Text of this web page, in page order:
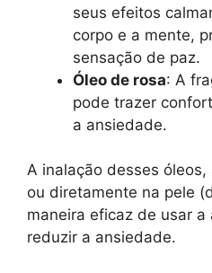
seus efeitos
corpo e a mente,
sensação de paz.
Óleo de rosa: A
pode trazer
a ansiedade.
A inalação desses
ou diretamente na pele
maneira eficaz de usar a
reduzir a ansiedade.